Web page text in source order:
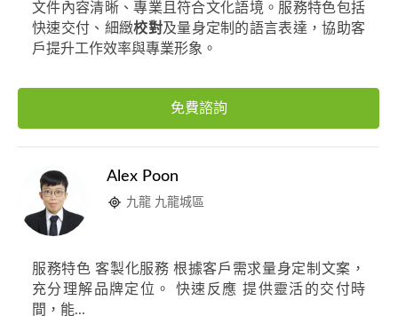
文件內容清晰、專業且符合文化語境。服務特色包括
快速交付、細緻校對及量身定制的語言表達，協助客
戶提升工作效率與專業形象。
免費諮詢
Alex Poon
九龍 九龍城區
服務特色 客製化服務 根據客戶需求量身定制文案，
充分理解品牌定位。 快速反應 提供靈活的交付時
間，能...